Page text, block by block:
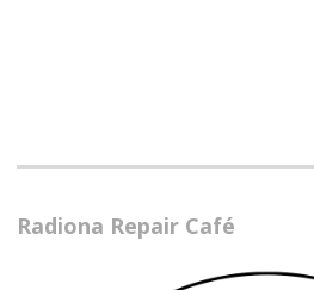
Radiona Repair Café